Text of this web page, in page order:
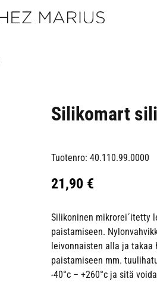
Silikomart
Tuotenro: 40.110.99.0000
21,90 €
Silikoninen mikrorei´itetty
paistamiseen.
leivonnaisten alla ja
paistamiseen mm.
-40°c – +260°c ja sitä